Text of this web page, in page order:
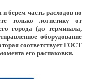
берем часть расходов по
только логистику от
города (до терминала,
оборудование
соответствует ГОСТ
его распаковки.